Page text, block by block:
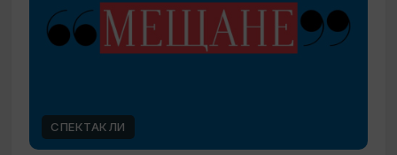
СПЕКТАКЛИ